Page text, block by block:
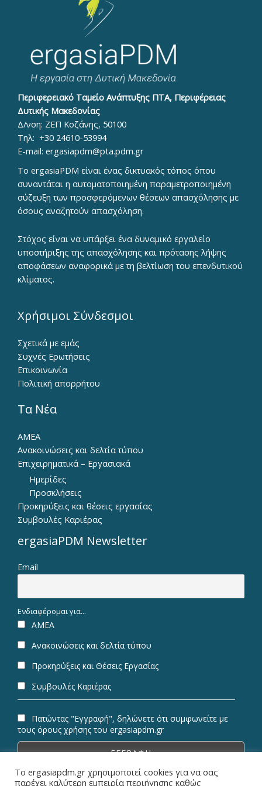
Περιφερειακό Ταμείο Ανάπτυξης ΠΤΑ, Περιφέρειας
Δυτικής Μακεδονίας
Δ/νση: ΖΕΠ Κοζάνης, 50100
Τηλ: +30 24610-53994
E-mail: ergasiapdm@pta.pdm.gr
To ergasiaPDM είναι ένας δικτυακός τόπος όπου
συναντάται η αυτοματοποιημένη παραμετροποιημένη
σύζευξη των προσφερόμενων θέσεων απασχόλησης με
όσους αναζητούν απασχόληση.
Στόχος είναι να υπάρξει ένα δυναμικό εργαλείο
υποστήριξης της απασχόλησης και πρότασης λήψης
αποφάσεων αναφορικά με τη βελτίωση του επενδυτικού
κλίματος.
Χρήσιμοι Σύνδεσμοι
Σχετικά με εμάς
Συχνές Ερωτήσεις
Επικοινωνία
Πολιτική απορρήτου
Τα Νέα
ΑΜΕΑ
Ανακοινώσεις και δελτία τύπου
Επιχειρηματικά – Εργασιακά
Ημερίδες
Προσκλήσεις
Προκηρύξεις και θέσεις εργασίας
Συμβουλές Καριέρας
ergasiaPDM Newsletter
Email
Ενδιαφέρομαι για...
ΑΜΕΑ
Ανακοινώσεις και δελτία τύπου
Προκηρύξεις και Θέσεις Εργασίας
Συμβουλές Καριέρας
Πατώντας "Εγγραφή", δηλώνετε ότι συμφωνείτε με
τους όρους χρήσης του ergasiapdm.gr
Το ergasiapdm.gr χρησιμοποιεί cookies για να σας
παρέχει καλύτερη εμπειρία περιήγησης καθώς